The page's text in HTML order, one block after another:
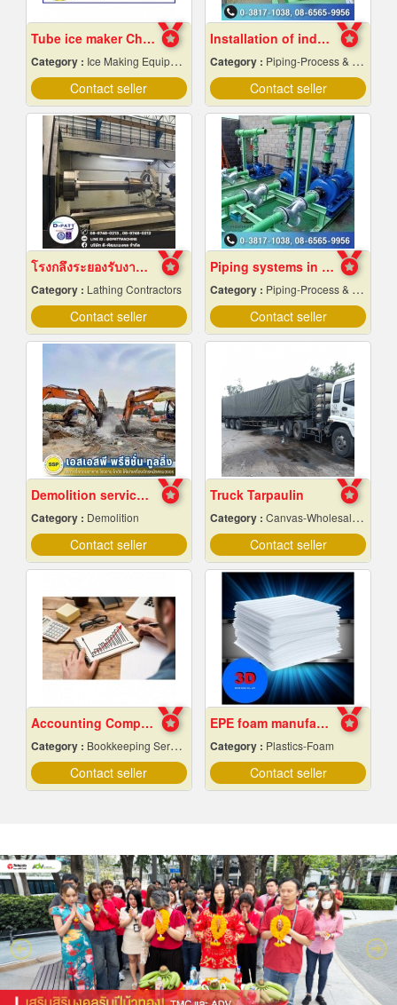
Tube ice maker Chiang Mai
Category : Ice Making Equipment & Machines
Contact seller
Installation of industrial piping work
Category : Piping-Process & Industrial
Contact seller
โรงกลึงระยองรับงานผลิตด่วน
Category : Lathing Contractors
Contact seller
Piping systems in industrial plants
Category : Piping-Process & Industrial
Contact seller
Demolition services in Samut Prakan
Category : Demolition
Contact seller
Truck Tarpaulin
Category : Canvas-Wholesale & Manufacturers
Contact seller
Accounting Company Bangkok
Category : Bookkeeping Service
Contact seller
EPE foam manufacturer
Category : Plastics-Foam
Contact seller